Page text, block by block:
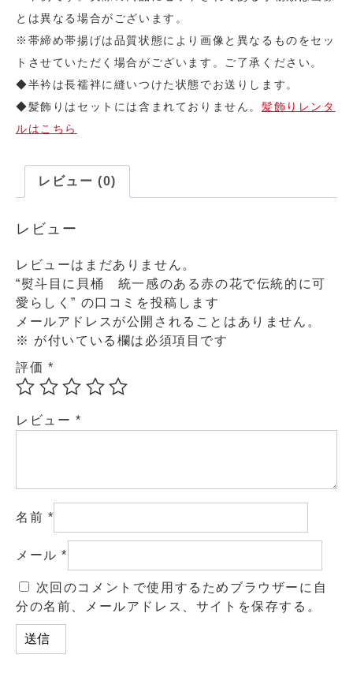
とは異なる場合がございます。
※帯締め帯揚げは品質状態により画像と異なるものをセッ
トさせていただく場合がございます。ご了承ください。
◆半衿は長襦袢に縫いつけた状態でお送りします。
◆髪飾りはセットには含まれておりません。 髪飾りレンタ
ルはこちら
レビュー (0)
レビュー
レビューはまだありません。
“熨斗目に貝桶 統一感のある赤の花で伝統的に可
愛らしく” の口コミを投稿します
メールアドレスが公開されることはありません。
※ が付いている欄は必須項目です
評価 *
レビュー *
名前 *
メール*
次回のコメントで使用するためブラウザーに自
分の名前、メールアドレス、サイトを保存する。